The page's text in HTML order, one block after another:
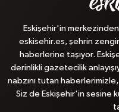
Eskişehir'in
eskisehir.es, şehrin
haberlerine taşıyor.
derinlikli gazetecilik
nabzını tutan haberlerimizle,
Siz de Eskişehir'in sesine